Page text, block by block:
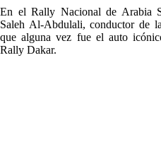
En el Rally Nacional de Arabia
Saleh Al-Abdulali, conductor de
que alguna vez fue el auto
Rally Dakar.